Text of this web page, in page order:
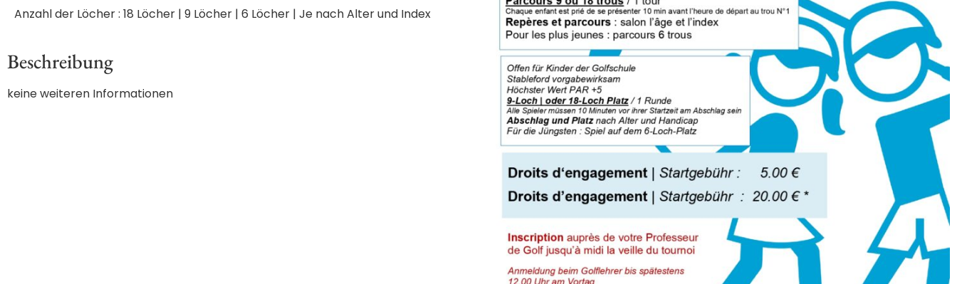
Anzahl der Löcher : 18 Löcher | 9 Löcher | 6 Löcher | Je nach Alter und Index
Beschreibung
keine weiteren Informationen